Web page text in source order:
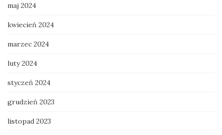
maj 2024
kwiecień 2024
marzec 2024
luty 2024
styczeń 2024
grudzień 2023
listopad 2023